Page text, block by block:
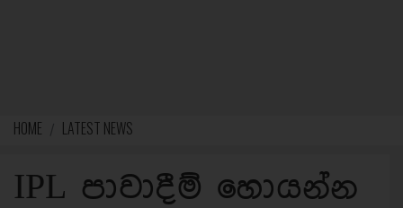
HOME LATEST NEWS
IPL පාවාදීම් හොයන්න